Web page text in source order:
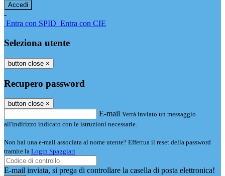
-
Entra con SPID Entra con CIE
Seleziona utente
button close ×
Recupero password
button close ×
E-mail Verrà inviato un messaggio
all'indirizzo indicato con le istruzioni necessarie.
Non hai una e-mail associata al nome utente? Effettua il reset della password
tramite la Login Spaggiari
E-mail inviata, si prega di controllare la casella di posta elettronica!